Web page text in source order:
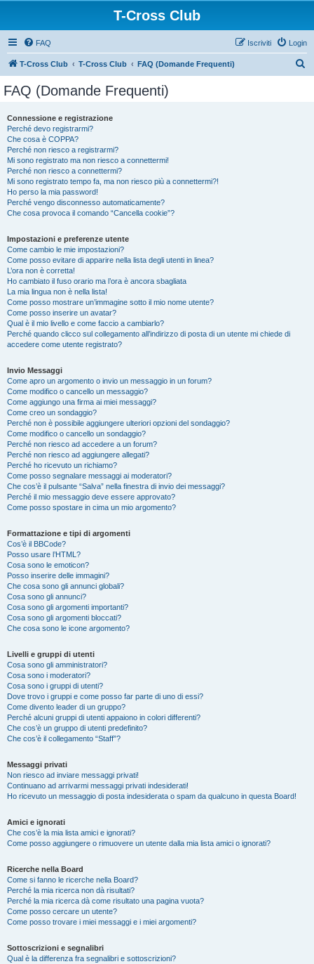
T-Cross Club
FAQ Login
Iscriviti
T-Cross Club T-Cross Club FAQ (Domande Frequenti)
FAQ (Domande Frequenti)
Connessione e registrazione
Perché devo registrarmi?
Che cosa è COPPA?
Perché non riesco a registrarmi?
Mi sono registrato ma non riesco a connettermi!
Perché non riesco a connettermi?
Mi sono registrato tempo fa, ma non riesco più a connettermi?!
Ho perso la mia password!
Perché vengo disconnesso automaticamente?
Che cosa provoca il comando “Cancella cookie”?
Impostazioni e preferenze utente
Come cambio le mie impostazioni?
Come posso evitare di apparire nella lista degli utenti in linea?
L’ora non è corretta!
Ho cambiato il fuso orario ma l’ora è ancora sbagliata
La mia lingua non è nella lista!
Come posso mostrare un’immagine sotto il mio nome utente?
Come posso inserire un avatar?
Qual è il mio livello e come faccio a cambiarlo?
Perché quando clicco sul collegamento all’indirizzo di posta di un utente mi chiede di
accedere come utente registrato?
Invio Messaggi
Come apro un argomento o invio un messaggio in un forum?
Come modifico o cancello un messaggio?
Come aggiungo una firma ai miei messaggi?
Come creo un sondaggio?
Perché non è possibile aggiungere ulteriori opzioni del sondaggio?
Come modifico o cancello un sondaggio?
Perché non riesco ad accedere a un forum?
Perché non riesco ad aggiungere allegati?
Perché ho ricevuto un richiamo?
Come posso segnalare messaggi ai moderatori?
Che cos’è il pulsante “Salva” nella finestra di invio dei messaggi?
Perché il mio messaggio deve essere approvato?
Come posso spostare in cima un mio argomento?
Formattazione e tipi di argomenti
Cos’è il BBCode?
Posso usare l’HTML?
Cosa sono le emoticon?
Posso inserire delle immagini?
Che cosa sono gli annunci globali?
Cosa sono gli annunci?
Cosa sono gli argomenti importanti?
Cosa sono gli argomenti bloccati?
Che cosa sono le icone argomento?
Livelli e gruppi di utenti
Cosa sono gli amministratori?
Cosa sono i moderatori?
Cosa sono i gruppi di utenti?
Dove trovo i gruppi e come posso far parte di uno di essi?
Come divento leader di un gruppo?
Perché alcuni gruppi di utenti appaiono in colori differenti?
Che cos’è un gruppo di utenti predefinito?
Che cos’è il collegamento “Staff”?
Messaggi privati
Non riesco ad inviare messaggi privati!
Continuano ad arrivarmi messaggi privati indesiderati!
Ho ricevuto un messaggio di posta indesiderata o spam da qualcuno in questa Board!
Amici e ignorati
Che cos’è la mia lista amici e ignorati?
Come posso aggiungere o rimuovere un utente dalla mia lista amici o ignorati?
Ricerche nella Board
Come si fanno le ricerche nella Board?
Perché la mia ricerca non dà risultati?
Perché la mia ricerca dà come risultato una pagina vuota?
Come posso cercare un utente?
Come posso trovare i miei messaggi e i miei argomenti?
Sottoscrizioni e segnalibri
Qual è la differenza fra segnalibri e sottoscrizioni?